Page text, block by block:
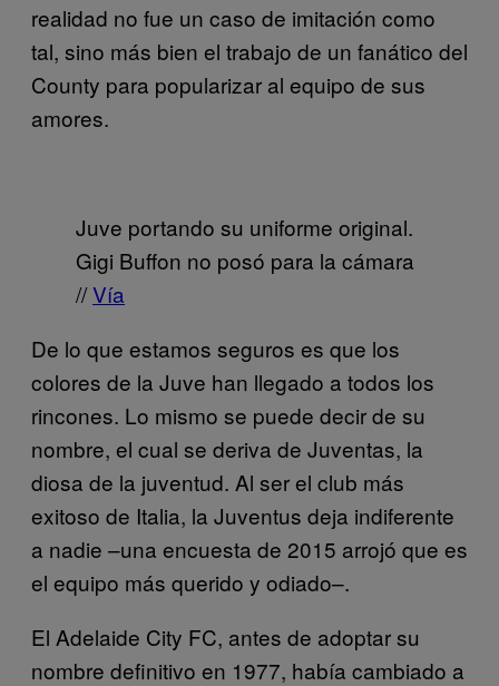
realidad no fue un caso de imitación como
tal, sino más bien el trabajo de un fanático del
County para popularizar al equipo de sus
amores.
Juve portando su uniforme original.
Gigi Buffon no posó para la cámara
//Vía
De lo que estamos seguros es que los
colores de la Juve han llegado a todos los
rincones. Lo mismo se puede decir de su
nombre, el cual se deriva de Juventas, la
diosa de la juventud. Al ser el club más
exitoso de Italia, la Juventus deja indiferente
a nadie –una encuesta de 2015 arrojó que es
el equipo más querido y odiado–.
El Adelaide City FC, antes de adoptar su
nombre definitivo en 1977, había cambiado a